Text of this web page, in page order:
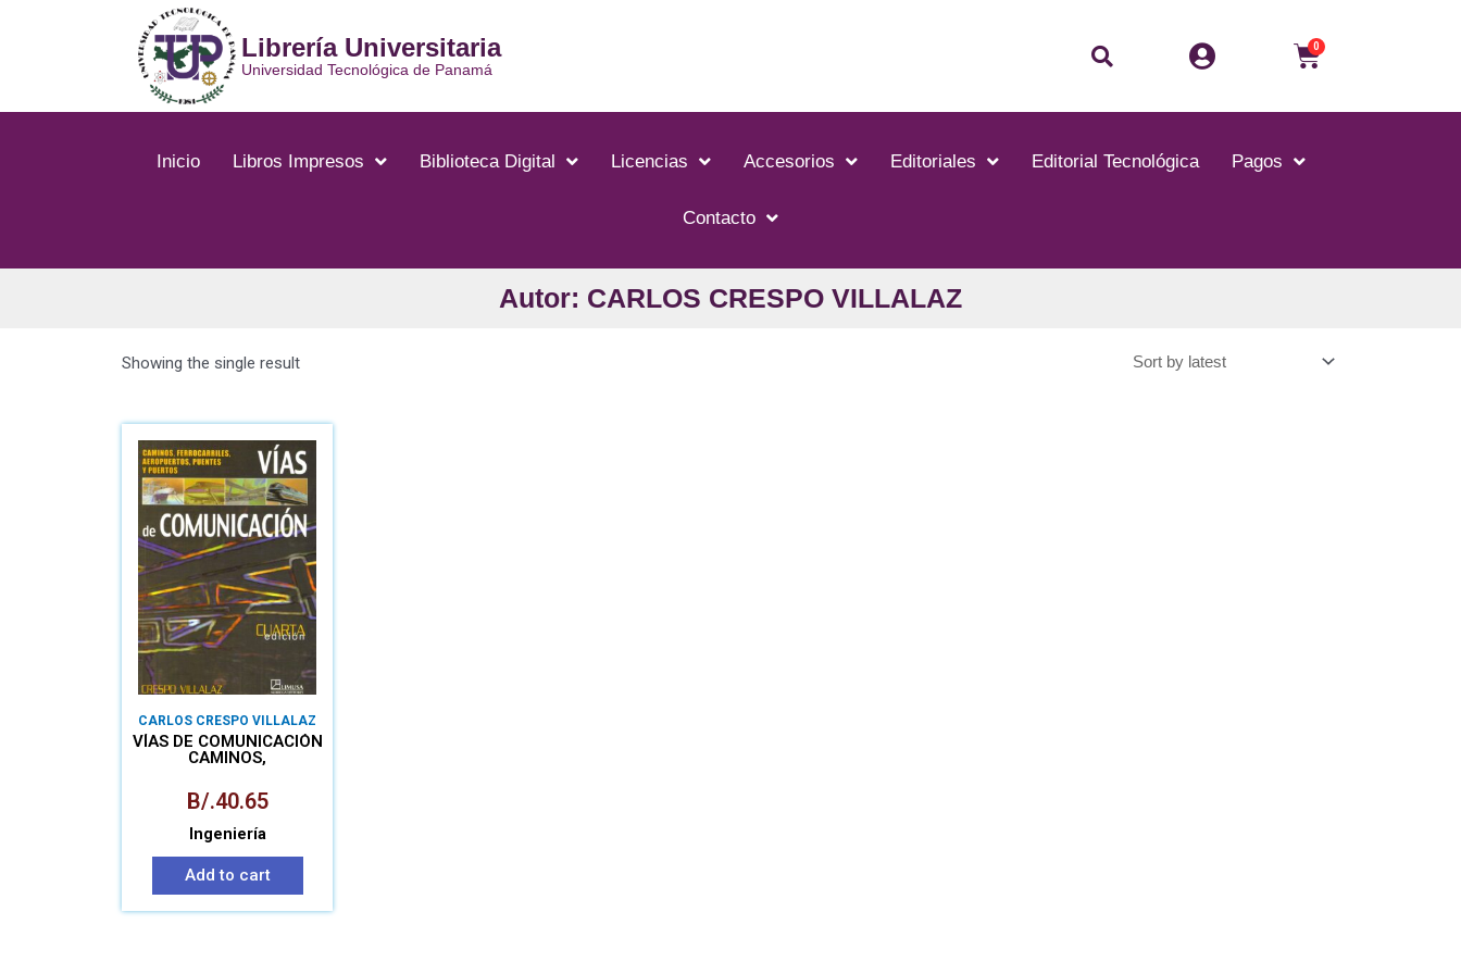
Librería Universitaria
Universidad Tecnológica de Panamá
0
Inicio Libros Impresos Biblioteca Digital Licencias Accesorios Editoriales Editorial Tecnológica Pagos
Contacto
Autor: CARLOS CRESPO VILLALAZ
Showing the single result
CARLOS CRESPO VILLALAZ
VÍAS DE COMUNICACIÓN
CAMINOS,
AEROPUERTOS,
PUENTES Y PUERTOS
B/.40.65
Ingeniería
Add to cart